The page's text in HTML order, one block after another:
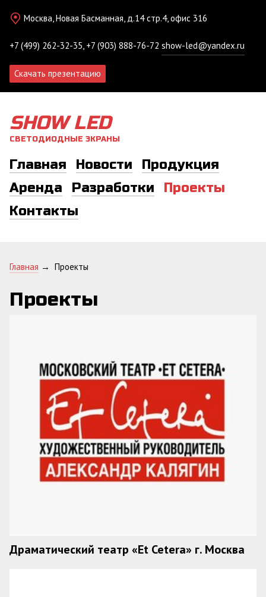
Москва, Новая Басманная, д.14 стр.4, офис 316
+7 (499) 262-32-35, +7 (903) 888-76-72 show-led@yandex.ru
Скачать презентацию
SHOW LED
СВЕТОДИОДНЫЕ ЭКРАНЫ
Главная Новости
Продукция
Аренда
Разработки
Проекты
Контакты
Главная → Проекты
Проекты
Драматический театр «Et Cetera» г. Москва